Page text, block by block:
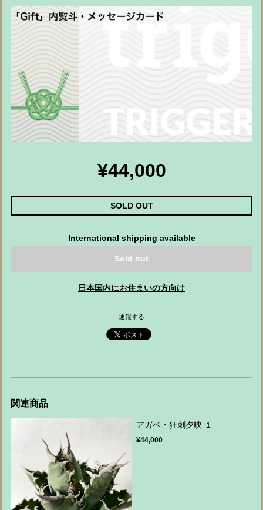
¥44,000
SOLD OUT
International shipping available
Sold out
日本国内にお住まいの方向け
通報する
関連商品
アガベ・狂刺夕映 １
¥44,000